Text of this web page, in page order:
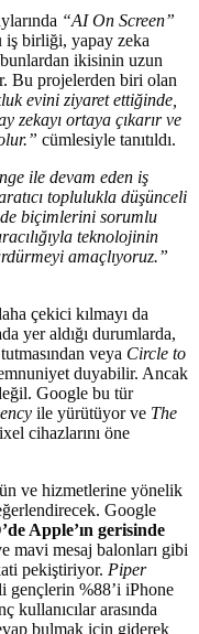
“AI On Screen”
iş birliği, yapay zeka
ikisinin uzun
Bu projelerden biri olan
evini ziyaret ettiğinde,
zekayı ortaya çıkarır ve
cümlesiyle tanıtıldı.
ile devam eden iş
toplulukla düşünceli
biçimlerini sorumlu
teknolojinin
amaçlıyoruz.”
çekici kılmayı da
yer aldığı durumlarda,
veya Circle to
duyabilir. Ancak
Google bu tür
ile yürütüyor ve The
cihazlarını öne
ve hizmetlerine yönelik
Google
Apple’ın gerisinde
mavi mesaj balonları gibi
pekiştiriyor. Piper
gençlerin %88’i iPhone
kullanıcılar arasında
bulmak için giderek